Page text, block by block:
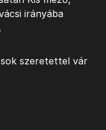
irányába
sok szeretettel vár